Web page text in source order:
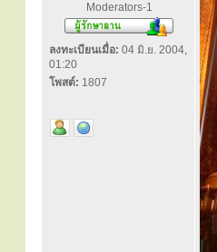
Moderators-1
ลงทะเบียนเมื่อ: 04 มิ.ย. 2004,
01:20
โพสต์: 1807